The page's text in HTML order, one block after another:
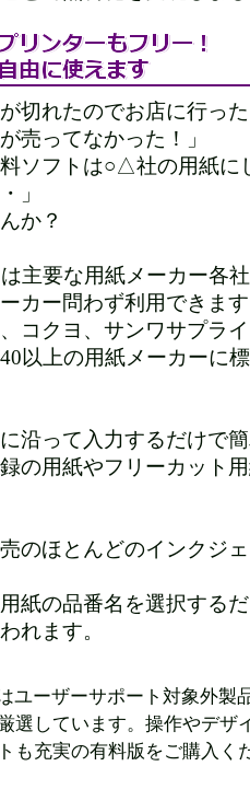
切れたのでお店に行っ
売ってなかった！」
料ソフトは○△社の用紙に
」
か？
は主要な用紙メーカー各
カー問わず利用できま
コクヨ、サンワサプラ
以上の用紙メーカーに
沿って入力するだけで
の用紙やフリーカット
のほとんどのインクジ
紙の品番名を選択する
れます。
ユーザーサポート対象外製
選しています。操作やデザ
も充実の有料版をご購入く